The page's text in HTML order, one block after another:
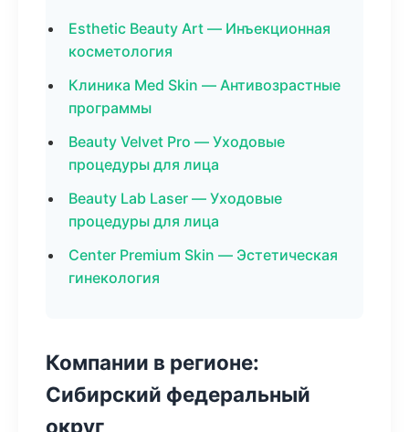
Esthetic Beauty Art — Инъекционная
косметология
Клиника Med Skin — Антивозрастные
программы
Beauty Velvet Pro — Уходовые
процедуры для лица
Beauty Lab Laser — Уходовые
процедуры для лица
Center Premium Skin — Эстетическая
гинекология
Компании в регионе:
Сибирский федеральный
округ